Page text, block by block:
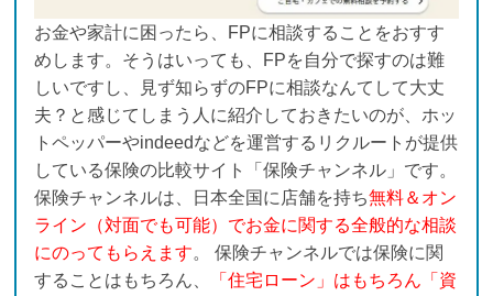
お金や家計に困ったら、FPに相談することをおすす
めします。そうはいっても、FPを自分で探すのは難
しいですし、見ず知らずのFPに相談なんてして大丈
夫？と感じてしまう人に紹介しておきたいのが、ホッ
トペッパーやindeedなどを運営するリクルートが提供
している保険の比較サイト「保険チャンネル」です。
保険チャンネルは、日本全国に店舗を持ち無料＆オン
ライン（対面でも可能）でお金に関する全般的な相談
にのってもらえます。 保険チャンネルでは保険に関
することはもちろん、
「住宅ローン」はもちろん「資